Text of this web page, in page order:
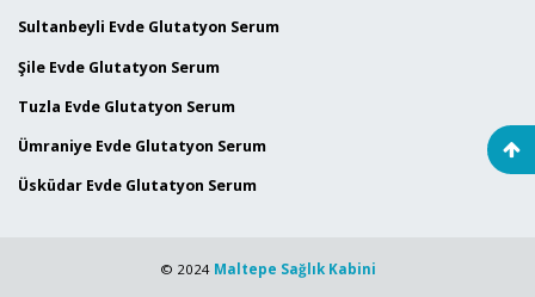
Sultanbeyli Evde Glutatyon Serum
Şile Evde Glutatyon Serum
Tuzla Evde Glutatyon Serum
Ümraniye Evde Glutatyon Serum
Üsküdar Evde Glutatyon Serum
© 2024 Maltepe Sağlık Kabini